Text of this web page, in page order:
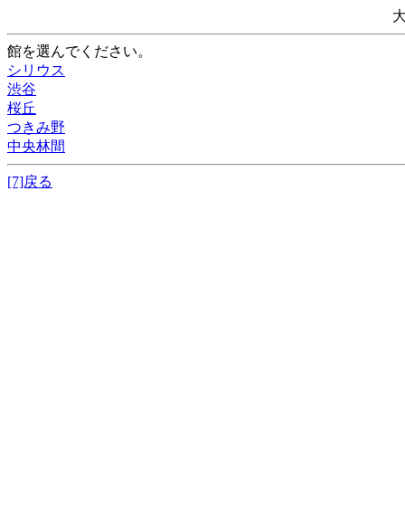
館を選んでください。
シリウス
渋谷
桜丘
つきみ野
中央林間
[7]戻る